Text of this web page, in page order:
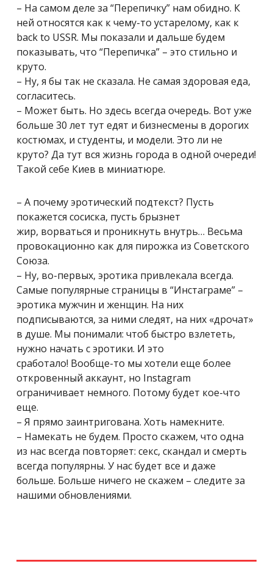
– На самом деле за “Перепичку” нам обидно. К
ней относятся как к чему-то устарелому, как к
back to USSR. Мы показали и дальше будем
показывать, что “Перепичка” – это стильно и
круто.
– Ну, я бы так не сказала. Не самая здоровая еда,
согласитесь.
– Может быть. Но здесь всегда очередь. Вот уже
больше 30 лет тут едят и бизнесмены в дорогих
костюмах, и студенты, и модели. Это ли не
круто? Да тут вся жизнь города в одной очереди!
Такой себе Киев в миниатюре.
– А почему эротический подтекст? Пусть
покажется сосиска, пусть брызнет
жир, ворваться и проникнуть внутрь… Весьма
провокационно как для пирожка из Советского
Союза.
– Ну, во-первых, эротика привлекала всегда.
Самые популярные страницы в “Инстаграме” –
эротика мужчин и женщин. На них
подписываются, за ними следят, на них «дрочат»
в душе. Мы понимали: чтоб быстро взлететь,
нужно начать с эротики. И это
сработало! Вообще-то мы хотели еще более
откровенный аккаунт, но Instagram
ограничивает немного. Потому будет кое-что
еще.
– Я прямо заинтригована. Хоть намекните.
– Намекать не будем. Просто скажем, что одна
из нас всегда повторяет: секс, скандал и смерть
всегда популярны. У нас будет все и даже
больше. Больше ничего не скажем – следите за
нашими обновлениями.